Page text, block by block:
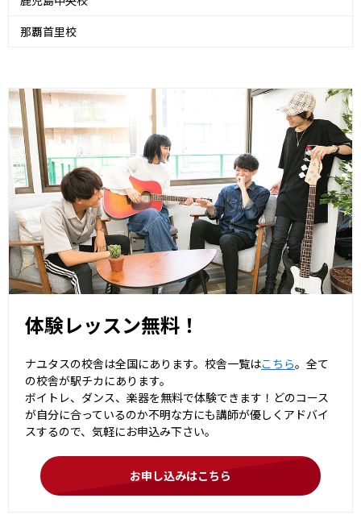
那覇首里校
体験レッスン無料！
ナユタスの校舎は全国にあります。校舎一覧はこちら。全て
の校舎が駅チカにあります。
ボイトレ、ダンス、楽器を無料で体験できます！どのコース
が自分に合っているのか不明な方にも講師が優しくアドバイ
スするので、気軽にお申込み下さい。
お申し込みはこちら